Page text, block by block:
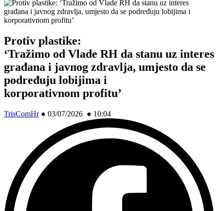
Protiv plastike:
‘Tražimo od Vlade RH da stanu uz interes
građana i javnog zdravlja, umjesto da se
podređuju lobijima i
korporativnom profitu’
TrisComHr● 03/07/2026 ● 10:04